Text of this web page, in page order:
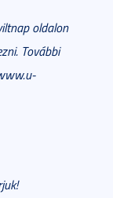
oldalon
További